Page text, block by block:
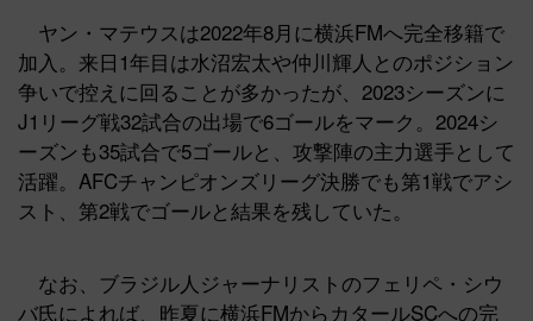
ヤン・マテウスは2022年8月に横浜FMへ完全移籍で
加入。来日1年目は水沼宏太や仲川輝人とのポジション
争いで控えに回ることが多かったが、2023シーズンに
J1リーグ戦32試合の出場で6ゴールをマーク。2024シ
ーズンも35試合で5ゴールと、攻撃陣の主力選手として
活躍。AFCチャンピオンズリーグ決勝でも第1戦でアシ
スト、第2戦でゴールと結果を残していた。
なお、ブラジル人ジャーナリストのフェリペ・シウ
バ氏によれば、昨夏に横浜FMからカタールSCへの完